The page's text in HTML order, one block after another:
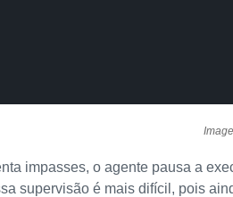
impasses, o agente pausa a
supervisão é mais difícil, pois